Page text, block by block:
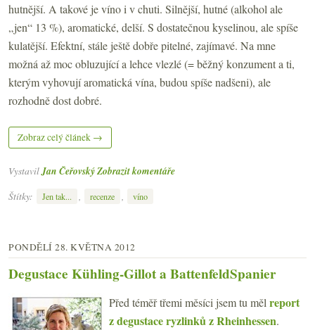
hutnější. A takové je víno i v chuti. Silnější, hutné (alkohol ale
„jen“ 13 %), aromatické, delší. S dostatečnou kyselinou, ale spíše
kulatější. Efektní, stále ještě dobře pitelné, zajímavé. Na mne
možná až moc obluzující a lehce vlezlé (= běžný konzument a ti,
kterým vyhovují aromatická vína, budou spíše nadšeni), ale
rozhodně dost dobré.
Zobraz celý článek →
VystavilJan ČeřovskýZobrazit komentáře
Štítky:
Jen tak... , recenze , víno
PONDĚLÍ 28. KVĚTNA 2012
Degustace Kühling-Gillot a BattenfeldSpanier
Před téměř třemi měsíci jsem tu mělreport
z degustace ryzlinků z Rheinhessen.